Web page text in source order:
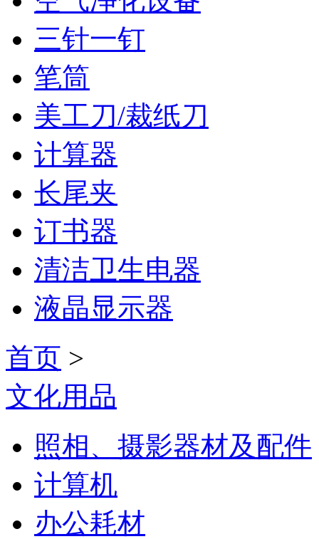
三针一钉
笔筒
美工刀/裁纸刀
计算器
长尾夹
订书器
清洁卫生电器
液晶显示器
首页 >
文化用品
照相、摄影器材及配件
计算机
办公耗材